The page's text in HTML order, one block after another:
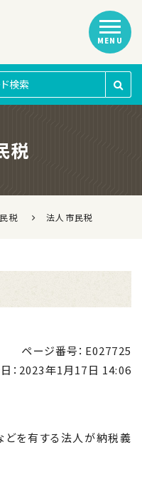
MENU
税
税 法人市民税
ページ番号：E027725
： 2023年1月17日 14:06
を有する法人が納税義